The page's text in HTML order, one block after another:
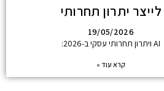
לייצר יתרון תחרותי
19/05/2026
AI ויתרון תחרותי עסקי ב-2026:
קרא עוד »